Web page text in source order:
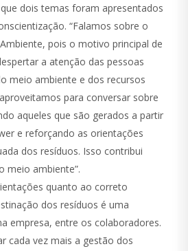
dois temas foram apresentados
“Falamos sobre o
pois o motivo principal de
a atenção das pessoas
meio ambiente e dos recursos
para conversar sobre
aqueles que são gerados a partir
e reforçando as orientações
dos resíduos. Isso contribui
meio ambiente”.
quanto ao correto
dos resíduos é uma
empresa, entre os colaboradores.
cada vez mais a gestão dos